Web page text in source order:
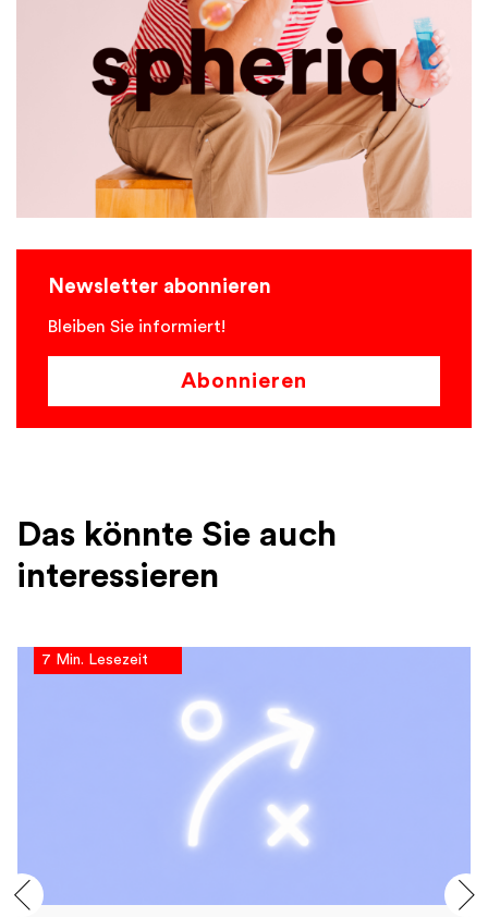
Newsletter abonnieren
Bleiben Sie informiert!
Abonnieren
Das könnte Sie auch
interessieren
7 Min. Lesezeit